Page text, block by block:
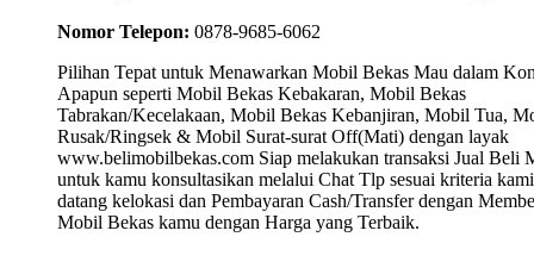
Nomor Telepon: 0878-9685-6062
Pilihan Tepat untuk Menawarkan Mobil Bekas Mau dalam
Apapun seperti Mobil Bekas Kebakaran, Mobil Bekas
Tabrakan/Kecelakaan, Mobil Bekas Kebanjiran, Mobil Tua,
Rusak/Ringsek & Mobil Surat-surat Off(Mati) dengan layak
www.belimobilbekas.com Siap melakukan transaksi Jual Beli
untuk kamu konsultasikan melalui Chat Tlp sesuai kriteria
datang kelokasi dan Pembayaran Cash/Transfer dengan
Mobil Bekas kamu dengan Harga yang Terbaik.